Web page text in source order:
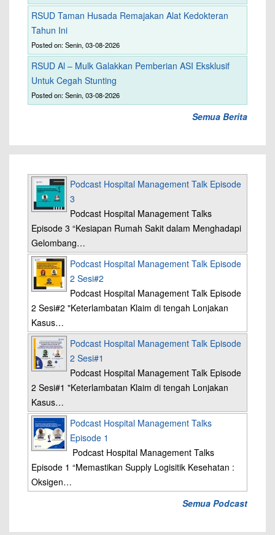
RSUD Taman Husada Remajakan Alat Kedokteran
Tahun Ini
Posted on: Senin, 03-08-2026
RSUD Al – Mulk Galakkan Pemberian ASI Eksklusif
Untuk Cegah Stunting
Posted on: Senin, 03-08-2026
Semua Berita
Podcast Hospital Management Talk Episode
3
Podcast Hospital Management Talks
Episode 3 “Kesiapan Rumah Sakit dalam Menghadapi
Gelombang…
Podcast Hospital Management Talk Episode
2 Sesi#2
Podcast Hospital Management Talk Episode
2 Sesi#2 "Keterlambatan Klaim di tengah Lonjakan
Kasus…
Podcast Hospital Management Talk Episode
2 Sesi#1
Podcast Hospital Management Talk Episode
2 Sesi#1 "Keterlambatan Klaim di tengah Lonjakan
Kasus…
Podcast Hospital Management Talks
Episode 1
Podcast Hospital Management Talks
Episode 1 “Memastikan Supply Logisitik Kesehatan :
Oksigen…
Semua Podcast